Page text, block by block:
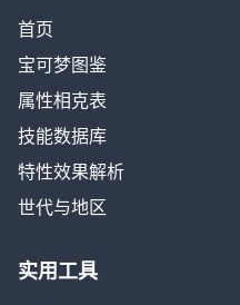
首页
宝可梦图鉴
属性相克表
技能数据库
特性效果解析
世代与地区
实用工具